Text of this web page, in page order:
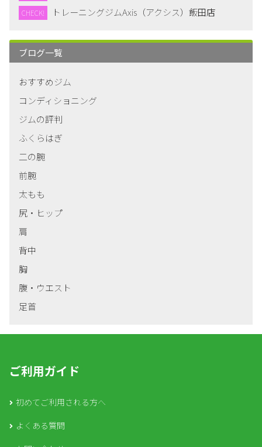
CHECK! トレーニングジムAxis（アクシス）飯田店
ブログ一覧
おすすめジム
コンディショニング
ジムの評判
ふくらはぎ
二の腕
前腕
太もも
尻・ヒップ
肩
背中
胸
腹・ウエスト
足首
ご利用ガイド
初めてご利用される方へ
よくある質問